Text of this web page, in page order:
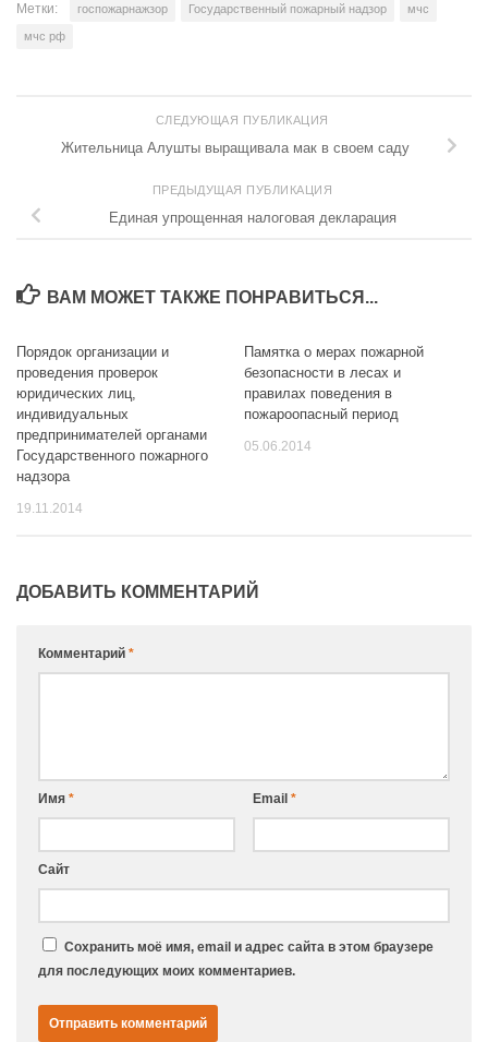
Метки: госпожарнажзор Государственный пожарный надзор мчс
мчс рф
СЛЕДУЮЩАЯ ПУБЛИКАЦИЯ
Жительница Алушты выращивала мак в своем саду
ПРЕДЫДУЩАЯ ПУБЛИКАЦИЯ
Единая упрощенная налоговая декларация
ВАМ МОЖЕТ ТАКЖЕ ПОНРАВИТЬСЯ...
Порядок организации и
проведения проверок
юридических лиц,
индивидуальных
предпринимателей органами
Государственного пожарного
надзора
19.11.2014
Памятка о мерах пожарной
безопасности в лесах и
правилах поведения в
пожароопасный период
05.06.2014
ДОБАВИТЬ КОММЕНТАРИЙ
Комментарий *
Имя * Email *
Сайт
Сохранить моё имя, email и адрес сайта в этом браузере
для последующих моих комментариев.